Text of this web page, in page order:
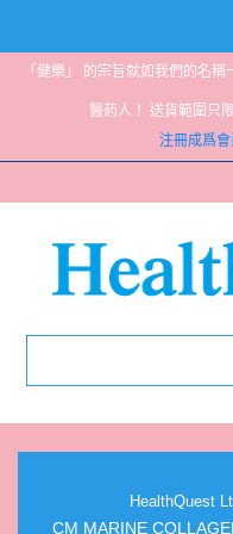
「健樂」 的宗旨就如我們的名
醫葯人！ 送貨範圍只
注冊成爲會
CIRCLE
HealthQuest
CM MARINE